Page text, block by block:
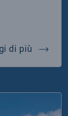
di più il